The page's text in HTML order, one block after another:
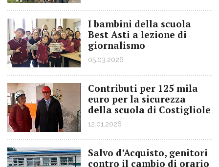
I bambini della scuola
Best Asti a lezione di
giornalismo
05.03.2026
Contributi per 125 mila
euro per la sicurezza
della scuola di Costigliole
12.01.2026
Salvo d’Acquisto, genitori
contro il cambio di orario